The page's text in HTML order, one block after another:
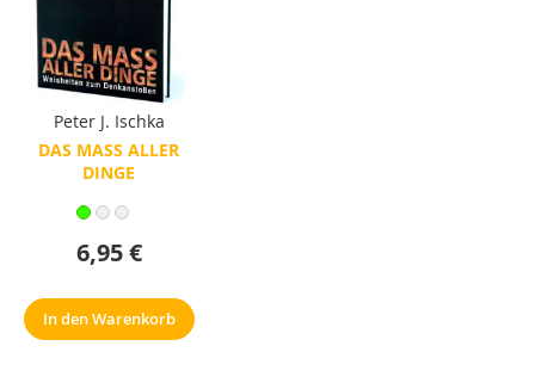
Peter J. Ischka
DAS MASS ALLER D
INGE
6,95 €
In den Warenkorb